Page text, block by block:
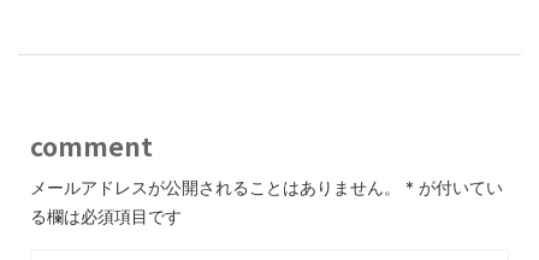
comment
メールアドレスが公開されることはありません。 * が付いてい
る欄は必須項目です